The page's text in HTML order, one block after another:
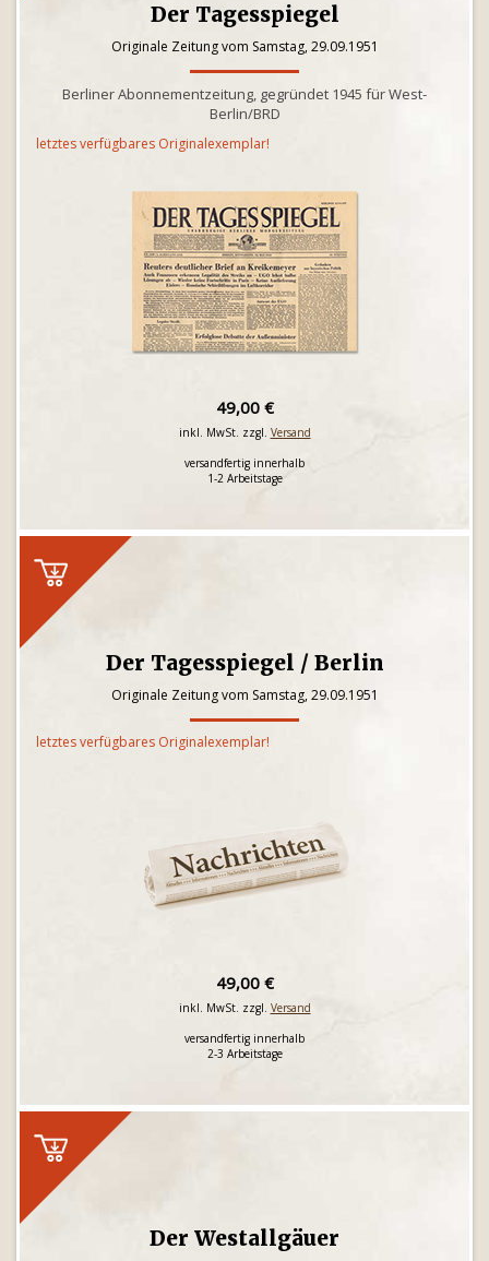
Der Tagesspiegel
Originale Zeitung vom Samstag, 29.09.1951
Berliner Abonnementzeitung, gegründet 1945 für West-
Berlin/BRD
letztes verfügbares Originalexemplar!
49,00 €
inkl. MwSt. zzgl. Versand
versandfertig innerhalb
1-2 Arbeitstage
Der Tagesspiegel / Berlin
Originale Zeitung vom Samstag, 29.09.1951
letztes verfügbares Originalexemplar!
49,00 €
inkl. MwSt. zzgl. Versand
versandfertig innerhalb
2-3 Arbeitstage
Der Westallgäuer